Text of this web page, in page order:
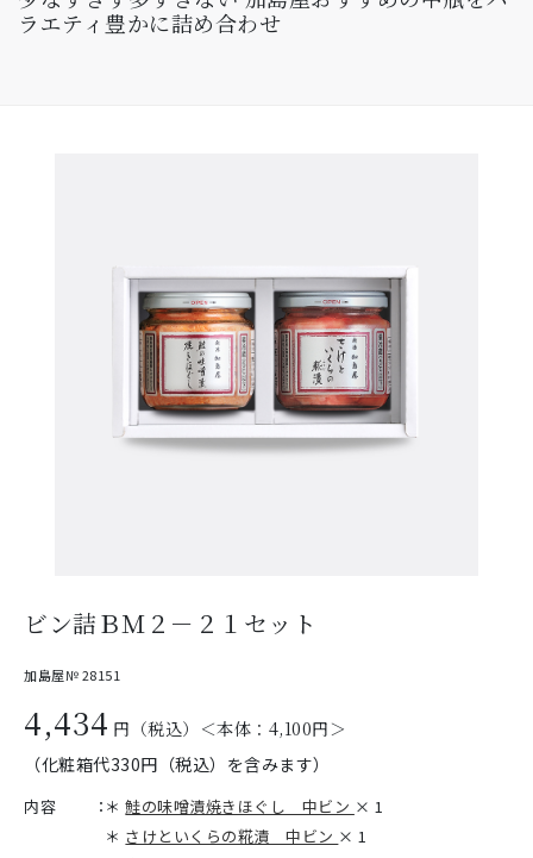
ラエティ豊かに詰め合わせ
ビン詰ＢＭ２－２１セット
加島屋№ 28151
4,434 円（税込）＜本体： 4,100円＞
（化粧箱代330円（税込）を含みます）
内容 ：＊鮭の味噌漬焼きほぐし 中ビン × 1
＊ さけといくらの糀漬 中ビン × 1